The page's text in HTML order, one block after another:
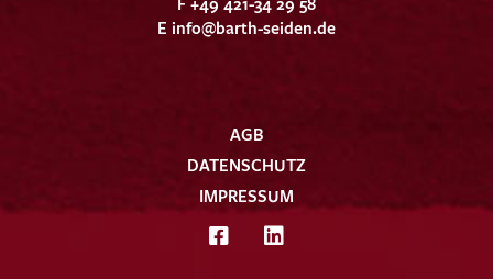
E info@barth-seiden.de
AGB
DATENSCHUTZ
IMPRESSUM